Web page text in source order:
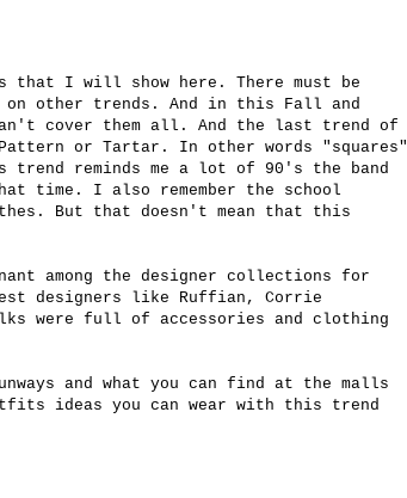
I will show here. There must be
other trends. And in this Fall and
cover them all. And the last trend of
or Tartar. In other words "squares"
trend reminds me a lot of 90's the band
time. I also remember the school
But that doesn't mean that this
among the designer collections for
designers like Ruffian, Corrie
were full of accessories and clothing
and what you can find at the malls
ideas you can wear with this trend